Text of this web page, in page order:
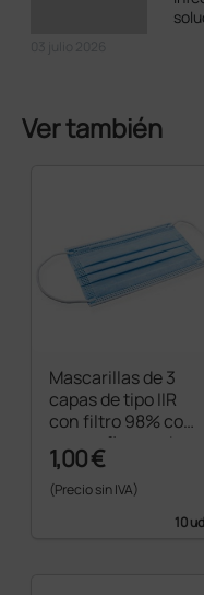
Ver también
Mascarillas de 3
capas de tipo IIR
con filtro 98% con
gomas flowpack -
azul
1,00 €
(Precio sin IVA)
10